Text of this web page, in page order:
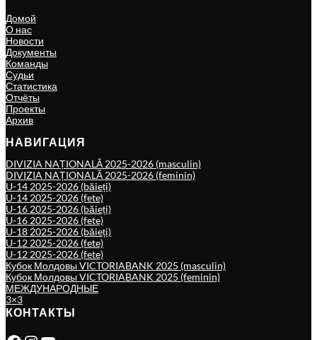
Домой
О нас
Новости
Документы
Команды
Судьи
Статистика
Отчёты
Проекты
Архив
НАВИГАЦИЯ
DIVIZIA NAȚIONALĂ 2025-2026 (masculin)
DIVIZIA NAȚIONALĂ 2025-2026 (feminin)
U-14 2025-2026 (băieți)
U-14 2025-2026 (fete)
U-16 2025-2026 (băieți)
U-16 2025-2026 (fete)
U-18 2025-2026 (băieți)
U-12 2025-2026 (fete)
U-12 2025-2026 (fete)
Кубок Молдовы VICTORIABANK 2025 (masculin)
Кубок Молдовы VICTORIABANK 2025 (feminin)
МЕЖДУНАРОДНЫЕ
3×3
КОНТАКТЫ